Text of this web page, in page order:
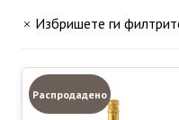
Избришете ги
Распродадено